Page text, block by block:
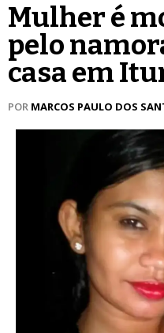
Mulher é
pelo
casa em
POR MARCOS PAULO DOS